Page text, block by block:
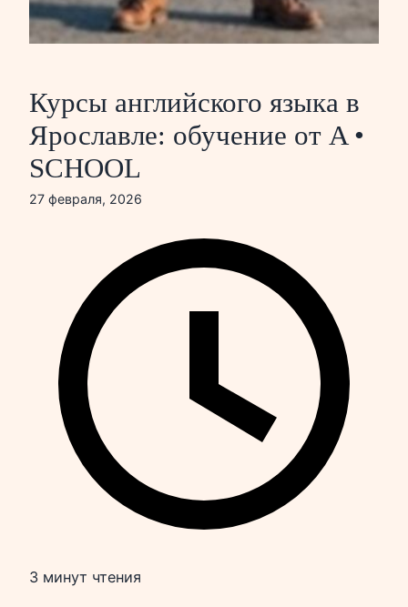
Курсы английского языка в
Ярославле: обучение от A •
SCHOOL
27 февраля, 2026
3 минут чтения